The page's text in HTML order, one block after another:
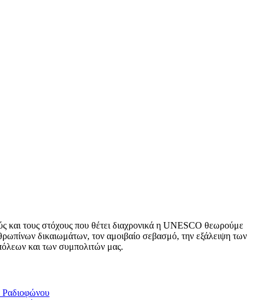
τους στόχους που θέτει διαχρονικά η UNESCO θεωρούμε
δικαιωμάτων, τον αμοιβαίο σεβασμό, την εξάλειψη των
και των συμπολιτών μας.